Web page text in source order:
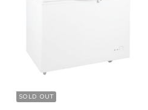
SOLD OUT